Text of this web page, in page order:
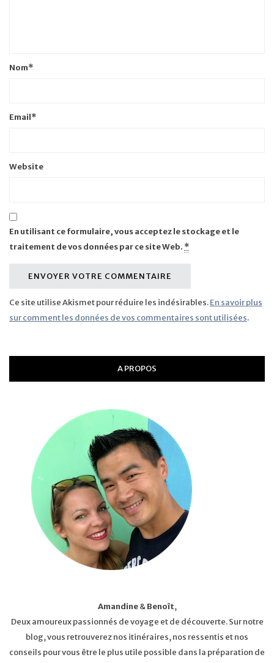
Nom*
Email*
Website
En utilisant ce formulaire, vous acceptez le stockage et le
traitement de vos données par ce site Web. *
Ce site utilise Akismet pour réduire les indésirables.En savoir plus
sur comment les données de vos commentaires sont utilisées.
A PROPOS
Amandine&Benoît,
Deux amoureux passionnés de voyage et de découverte. Sur notre
blog, vous retrouverez nos itinéraires, nos ressentis et nos
conseils pour vous être le plus utile possible dans la préparation de